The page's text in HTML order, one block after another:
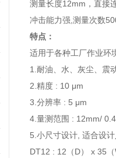
测量长度12mm，直接
冲击能力强,测量次数
特点：
适用于各种工厂作业环
1.耐油、水、灰尘、震
2.精度 : 10 μm
3.分辨率 : 5 μm
4.量测范围 : 12mm/
5.小尺寸设计, 适合设
DT12 : 12（D） x 35